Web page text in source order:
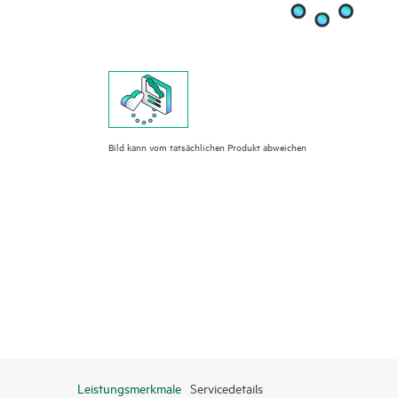
Bild kann vom tatsächlichen Produkt abweichen
Leistungsmerkmale Servicedetails